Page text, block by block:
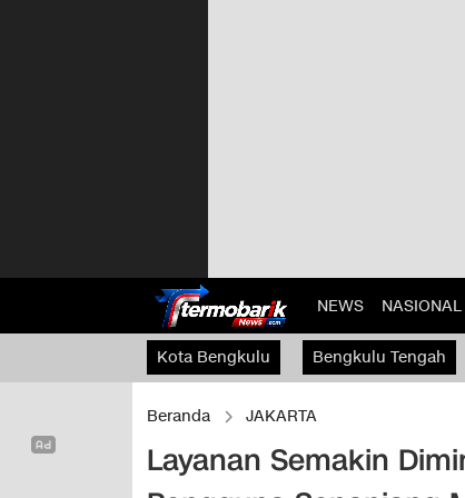
NEWS NASIONAL
Kota Bengkulu Bengkulu Tengah
Beranda JAKARTA
Layanan Semakin